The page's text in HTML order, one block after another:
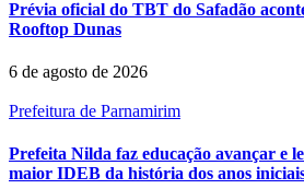
Prévia oficial do TBT do Safadão
Rooftop Dunas
6 de agosto de 2026
Prefeitura de Parnamirim
Prefeita Nilda faz educação avançar e
maior IDEB da história dos anos